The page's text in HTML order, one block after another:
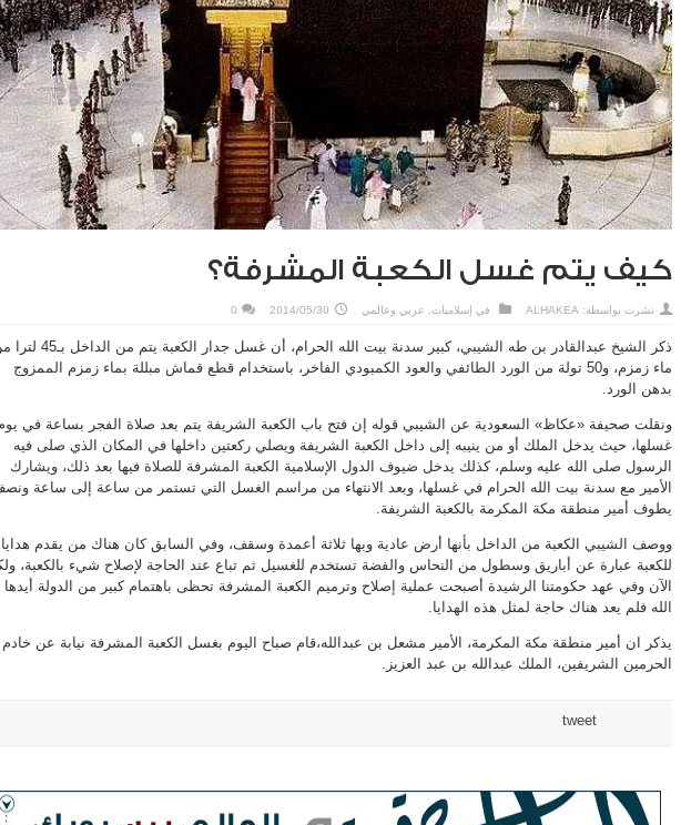
كيف يتم غسل الكعبة المشرفة؟
نشرت بواسطة: ALHAKEA في إسلاميات عربي وعالمي 2014/05/30
0
ذكر الشيخ عبدالقادر بن طه الشيبي، كبير سدنة بيت الله الحرام، أن غسل جدار الكعبة
ماء زمزم، و50 تولة من الورد الطائفي والعود الكمبودي الفاخر، باستخدام قطع قماش مبللة بماء زمزم الممزوج
بدهن الورد.
ونقلت صحيفة «عكاظ» السعودية عن الشيبي قوله إن فتح باب الكعبة الشريفة يتم بعد صلاة الفجر بساعة في
غسلها، حيث يدخل الملك أو من ينيبه إلى داخل الكعبة الشريفة ويصلي ركعتين داخلها في المكان الذي صلى فيه
الرسول صلى الله عليه وسلم، كذلك يدخل ضيوف الدول الإسلامية الكعبة المشرفة للصلاة فيها بعد ذلك، ويشارك
الأمير مع سدنة بيت الله الحرام في غسلها، وبعد الانتهاء من مراسم الغسل التي تستمر من ساعة إلى ساعة
يطوف أمير منطقة مكة المكرمة بالكعبة الشريفة.
ووصف الشيبي الكعبة من الداخل بأنها أرض عادية وبها ثلاثة أعمدة وسقف، وفي السابق كان هناك من يقدم هدايا
للكعبة عبارة عن أباريق وسطول من النحاس والفضة تستخدم للغسيل ثم تباع عند الحاجة لإصلاح شيء بالكعبة،
الآن وفي عهد حكومتنا الرشيدة أصبحت عملية إصلاح وترميم الكعبة المشرفة تحظى باهتمام كبير من الدولة أيدها
الله فلم يعد هناك حاجة لمثل هذه الهدايا.
يذكر ان أمير منطقة مكة المكرمة، الأمير مشعل بن عبدالله،قام صباح اليوم بغسل الكعبة المشرفة نيابة عن خادم
الحرمين الشريفين، الملك عبدالله بن عبد العزيز.
tweet